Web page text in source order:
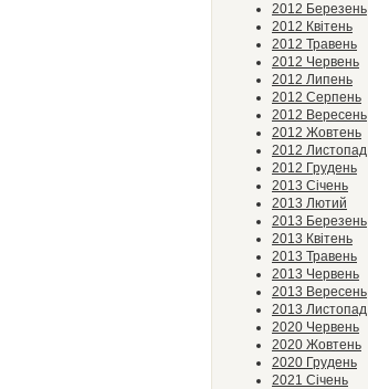
2012 Березень
2012 Квітень
2012 Травень
2012 Червень
2012 Липень
2012 Серпень
2012 Вересень
2012 Жовтень
2012 Листопад
2012 Грудень
2013 Січень
2013 Лютий
2013 Березень
2013 Квітень
2013 Травень
2013 Червень
2013 Вересень
2013 Листопад
2020 Червень
2020 Жовтень
2020 Грудень
2021 Січень